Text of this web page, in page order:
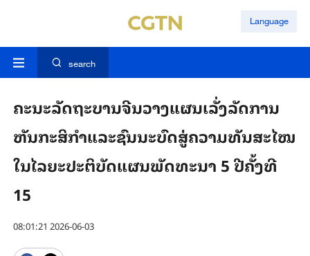
Language
search
ຄະນະລັດຖະບານຈີນວາງແຜນເລັ່ງລັດການ
ຫັນກະສິກຳແລະຊົນນະບົດສູ່ຄວາມທັນສະໄໝ
ໃນໄລຍະປະຕິບັດແຜນພັດທະນາ 5 ປີຄັ້ງທີ
15
08:01:21 2026-06-03